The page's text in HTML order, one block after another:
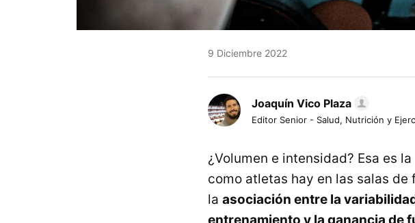
9 Diciembre 2022
Joaquín Vico Plaza
Editor Senior - Salud, Nutrición y
¿Volumen e intensidad? Esa es
como atletas hay en las salas
la asociación entre la